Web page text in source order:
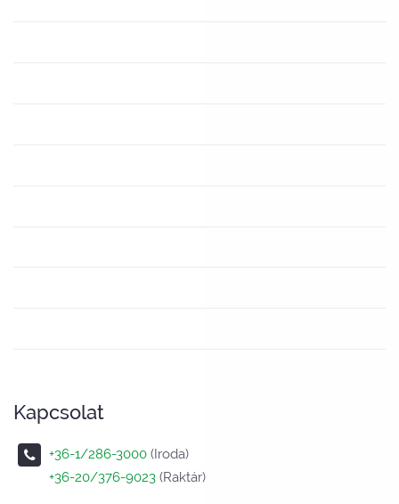
Kapcsolat
+36-1/286-3000 (Iroda)
+36-20/376-9023 (Raktár)